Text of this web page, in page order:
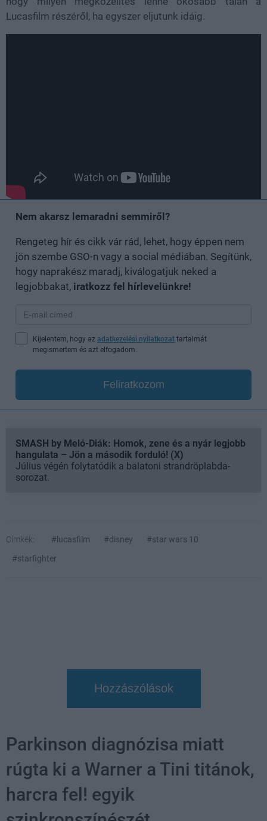
Lucasfilm részéről, ha egyszer eljutunk idáig.
Nem akarsz lemaradni semmiről?
Rengeteg hír és cikk vár rád, lehet, hogy éppen nem
jön szembe GSO-n vagy a social médiában. Segítünk,
hogy naprakész maradj, kiválogatjuk neked a
legjobbakat, iratkozz fel hírlevelünkre!
Kijelentem, hogy az adatkezelési nyilatkozat tartalmát
megismertem és azt elfogadom.
Feliratkozom
SMASH by Meló-Diák: Homok, zene és a nyár legjobb
hangulata – Jön a második forduló! (X)
Július végén folytatódik a balatoni strandröplabda-
sorozat.
Címkék: #lucasfilm #disney
#star wars 10
#starfighter
Hozzászólások
Parkinson diagnózisa miatt
rúgta ki a Warner a Tini titánok,
harcra fel! egyik